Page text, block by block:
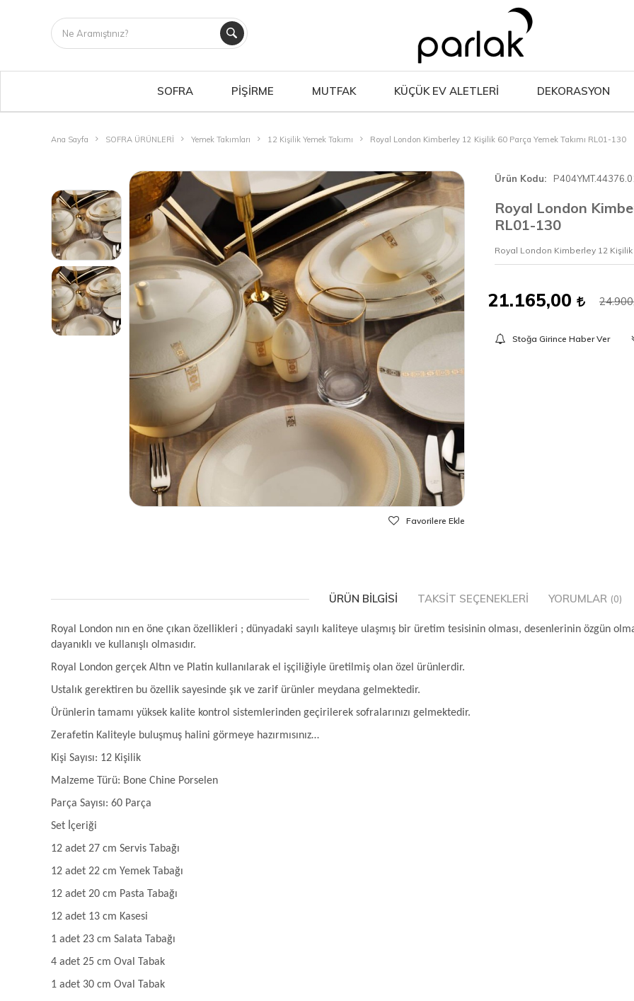
SOFRA PİŞİRME MUTFAK KÜÇÜK EV ALETLERİ DEKORASYON
Ana Sayfa SOFRA ÜRÜNLERİ Yemek Takımları 12 Kişilik Yemek Takımı Royal London Kimberley 12 Kişilik 60 Parça Yemek Takımı RL01-130
Favorilere Ekle
Ürün Kodu
Royal London
RL01-130
Royal London Kimberley 12 Kişilik
21.165,00
Stoğa Girince Haber Ver
ÜRÜN BILGISI TAKSIT SEÇENEKLERI YORUMLAR (0)
Royal London nın en öne çıkan özellikleri ; dünyadaki sayılı kaliteye ulaşmış bir üretim tesisinin olması, desenlerinin özgün
dayanıklı ve kullanışlı olmasıdır.
Royal London gerçek Altın ve Platin kullanılarak el işçiliğiyle üretilmiş olan özel ürünlerdir.
Ustalık gerektiren bu özellik sayesinde şık ve zarif ürünler meydana gelmektedir.
Ürünlerin tamamı yüksek kalite kontrol sistemlerinden geçirilerek sofralarınızı gelmektedir.
Zerafetin Kaliteyle buluşmuş halini görmeye hazırmısınız…
Kişi Sayısı: 12 Kişilik
Malzeme Türü: Bone Chine Porselen
Parça Sayısı: 60 Parça
Set İçeriği
12 adet 27 cm Servis Tabağı
12 adet 22 cm Yemek Tabağı
12 adet 20 cm Pasta Tabağı
12 adet 13 cm Kasesi
1 adet 23 cm Salata Tabağı
4 adet 25 cm Oval Tabak
1 adet 30 cm Oval Tabak